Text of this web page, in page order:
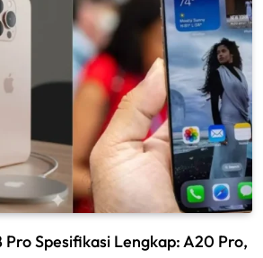
Pro Spesifikasi Lengkap: A20 Pro,